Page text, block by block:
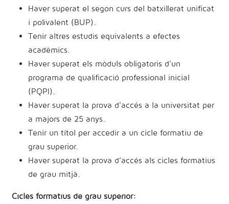
Haver superat el segon curs del batxillerat unificat
i polivalent (BUP).
Tenir altres estudis equivalents a efectes
acadèmics.
Haver superat els mòduls obligatoris d'un
programa de qualificació professional inicial
(PQPI).
Haver superat la prova d'accés a la universitat per
a majors de 25 anys.
Tenir un títol per accedir a un cicle formatiu de
grau superior.
Haver superat la prova d’accés als cicles formatius
de grau mitjà.
Cicles formatius de grau superior: